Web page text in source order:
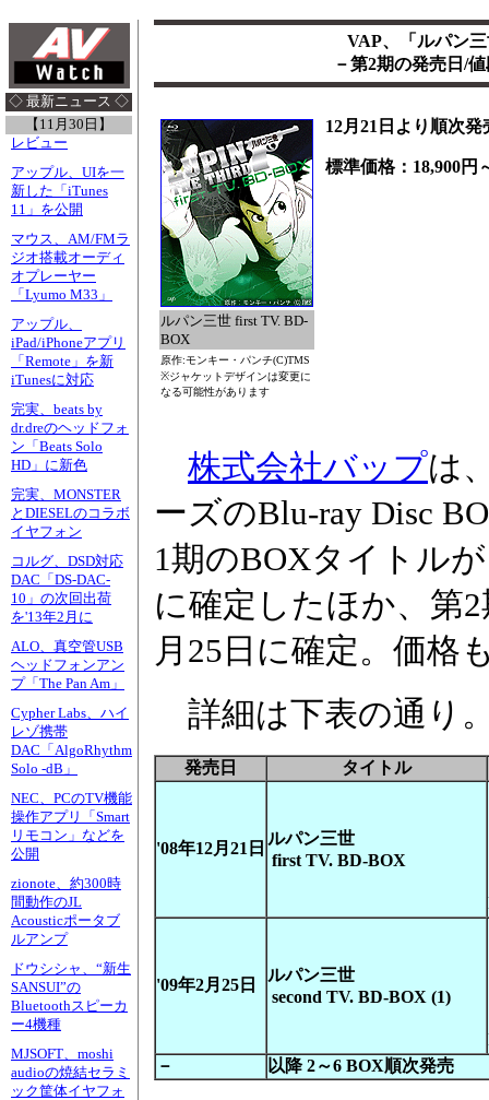
◇ 最新ニュース ◇
【11月30日】
レビュー
アップル、UIを一
新した「iTunes
11」を公開
マウス、AM/FMラ
ジオ搭載オーディ
オプレーヤー
「Lyumo M33」
アップル、
iPad/iPhoneアプリ
「Remote」を新
iTunesに対応
完実、beats by
dr.dreのヘッドフォ
ン「Beats Solo
HD」に新色
完実、MONSTER
とDIESELのコラボ
イヤフォン
コルグ、DSD対応
DAC「DS-DAC-
10」の次回出荷
を'13年2月に
ALO、真空管USB
ヘッドフォンアン
プ「The Pan Am」
Cypher Labs、ハイ
レゾ携帯
DAC「AlgoRhythm
Solo -dB」
NEC、PCのTV機能
操作アプリ「Smart
リモコン」などを
公開
zionote、約300時
間動作のJL
Acousticポータブ
ルアンプ
ドウシシャ、“新生
SANSUI”の
Bluetoothスピーカ
ー4機種
MJSOFT、moshi
audioの焼結セラミ
ック筐体イヤフォ
VAP、「ルパン
－第2期の発売日/
ルパン三世 first TV. BD-
BOX
原作:モンキー・パンチ(C)TMS
※ジャケットデザインは変更に
なる可能性があります
12月21日より順次発
標準価格：18,900円
株式会社バップは
ーズのBlu-ray Disc
1期のBOXタイトル
に確定したほか、第
月25日に確定。価格
詳細は下表の通り
発売日 タイトル
'08年12月21日
ルパン三世
first TV. BD-BOX
'09年2月25日
ルパン三世
second TV. BD-BOX (1)
－
以降 2～6 BOX順次発売